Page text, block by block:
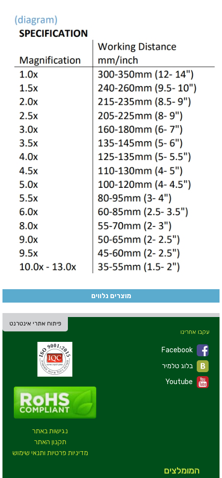
מוצרים נלווים
פיתוח אתרי אינטרנט
נגישות באתר
תקנון האתר
מדיניות פרטיות ותנאי שימוש
עקבו אחרינו
Facebook
Youtube
המומלצים